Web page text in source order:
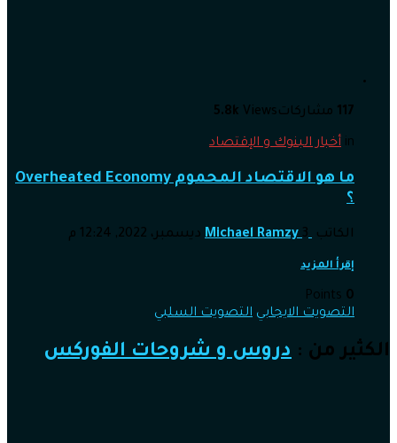
117 مشاركات 5.8k Views
in أخبار البنوك و الإقتصاد
ما هو الاقتصاد المحموم Overheated Economy
؟
الكاتب Michael Ramzy 3 ديسمبر، 2022, 12:24 م
إقرأ المزيد
0
التصويت الايجابي التصويت السلبي
الكثير من : دروس و شروحات الفوركس